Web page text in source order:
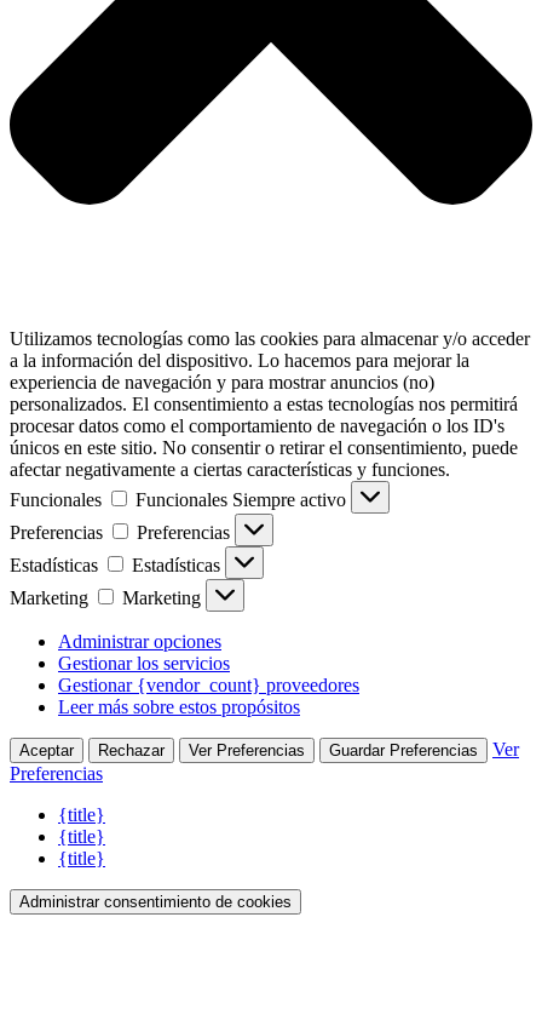
Utilizamos tecnologías como las cookies para almacenar y/o acceder
a la información del dispositivo. Lo hacemos para mejorar la
experiencia de navegación y para mostrar anuncios (no)
personalizados. El consentimiento a estas tecnologías nos permitirá
procesar datos como el comportamiento de navegación o los ID's
únicos en este sitio. No consentir o retirar el consentimiento, puede
afectar negativamente a ciertas características y funciones.
Funcionales
Funcionales Siempre activo
Preferencias
Preferencias
Estadísticas
Estadísticas
Marketing
Marketing
Administrar opciones
Gestionar los servicios
Gestionar {vendor_count} proveedores
Leer más sobre estos propósitos
Aceptar Rechazar Ver Preferencias Guardar Preferencias
Ver
Preferencias
{title}
{title}
{title}
Administrar consentimiento de cookies